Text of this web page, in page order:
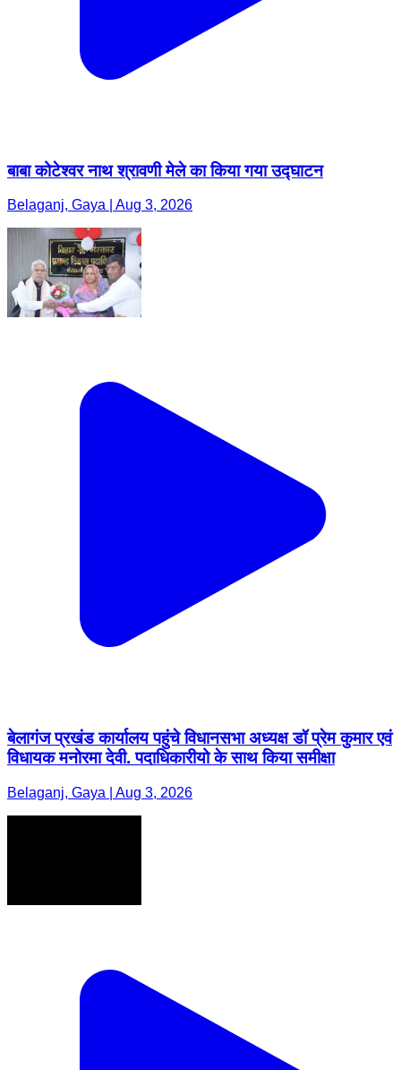
बाबा कोटेश्वर नाथ श्रावणी मेले का किया गया उद्घाटन
Belaganj, Gaya | Aug 3, 2026
बेलागंज प्रखंड कार्यालय पहुंचे विधानसभा अध्यक्ष डॉ प्रेम कुमार एवं
विधायक मनोरमा देवी. पदाधिकारीयो के साथ किया समीक्षा
Belaganj, Gaya | Aug 3, 2026